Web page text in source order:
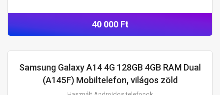
40 000 Ft
Samsung Galaxy A14 4G 128GB 4GB RAM Dual
(A145F) Mobiltelefon, világos zöld